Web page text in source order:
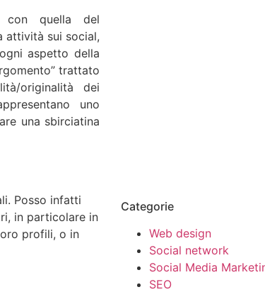
con quella del
attività sui social,
aspetto della
trattato
originalità dei
uno
una sbirciatina
Posso infatti
in particolare in
profili, o in
Categorie
Web design
Social network
Social Media
SEO